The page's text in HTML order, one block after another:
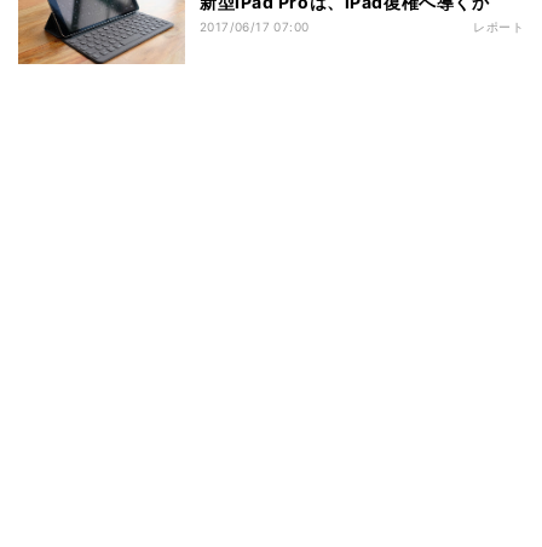
2017/06/17 07:00 レポート